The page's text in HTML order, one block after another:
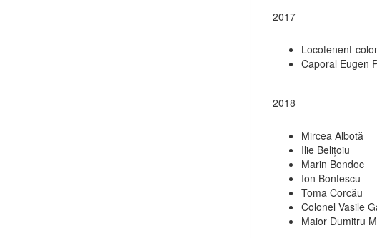
2017
Locotenent-
Caporal Eugen
2018
Mircea Albotă
Ilie Belițoiu
Marin Bondoc
Ion Bontescu
Toma Corcău
Colonel Vasile
Maior Dumitru